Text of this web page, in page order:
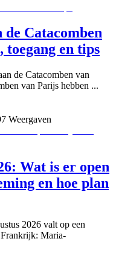
de Catacomben
toegang en tips
de Catacomben van
van Parijs hebben ...
Weergaven
Wat is er open
en hoe plan
2026 valt op een
Frankrijk: Maria-